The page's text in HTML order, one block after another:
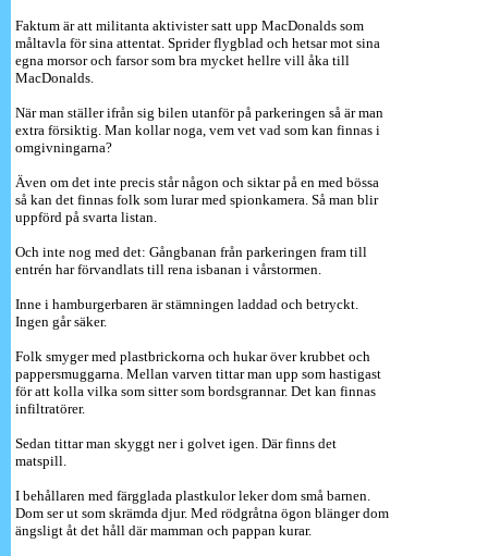
Faktum är att militanta aktivister satt upp MacDonalds som
måltavla för sina attentat. Sprider flygblad och hetsar mot sina
egna morsor och farsor som bra mycket hellre vill åka till
MacDonalds.
När man ställer ifrån sig bilen utanför på parkeringen så är man
extra försiktig. Man kollar noga, vem vet vad som kan finnas i
omgivningarna?
Även om det inte precis står någon och siktar på en med bössa
så kan det finnas folk som lurar med spionkamera. Så man blir
uppförd på svarta listan.
Och inte nog med det: Gångbanan från parkeringen fram till
entrén har förvandlats till rena isbanan i vårstormen.
Inne i hamburgerbaren är stämningen laddad och betryckt.
Ingen går säker.
Folk smyger med plastbrickorna och hukar över krubbet och
pappersmuggarna. Mellan varven tittar man upp som hastigast
för att kolla vilka som sitter som bordsgrannar. Det kan finnas
infiltratörer.
Sedan tittar man skyggt ner i golvet igen. Där finns det
matspill.
I behållaren med färgglada plastkulor leker dom små barnen.
Dom ser ut som skrämda djur. Med rödgråtna ögon blänger dom
ängsligt åt det håll där mamman och pappan kurar.